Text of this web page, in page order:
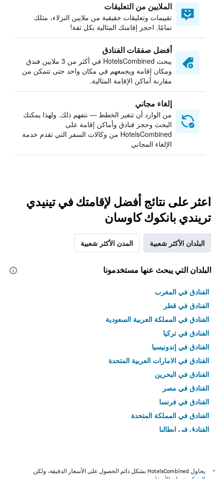
الملايين من التعليقات
تقييمات وتعليقات حقيقية من ملايين النزلاء، مثلك
تمامًا. احجز إقامتك المثالية بكل ثقة!
أفضل صفقات الفنادق
يبحث HotelsCombined في أكثر من 3 ملايين فندق
ومكان إقامة ويجمعهم في مكان واحد حتى تتمكن من
مقارنة أماكن الإقامة المثالية.
إلغاء مجاني
من الوارد أن تتغير الخطط — نتفهم ذلك. ولهذا يمكنك
البحث وحجز فنادق وأماكن إقامة على
HotelsCombined من وكالات السفر التي تقدم خدمة
الإلغاء المجاني
اعثر على نتائج أفضل لإقامتك في تينيدي
تريندي بانكوك كاوسان
البلدان الأكثر شعبية المدن الأكثر شعبية
البلدان التي يبحث عنها مستخدمونا
الفنادق في المغرب
الفنادق في قطر
الفنادق في المملكة العربية السعودية
الفنادق في تركيا
الفنادق في إندونيسيا
الفنادق في الامارات العربية المتحدة
الفنادق في البحرين
الفنادق في مصر
الفنادق في فرنسا
الفنادق في المملكة المتحدة
الفنادق في إيطاليا
*
يحاول HotelsCombined بشكل دائم الحصول على الأسعار الدقيقة، ولكن